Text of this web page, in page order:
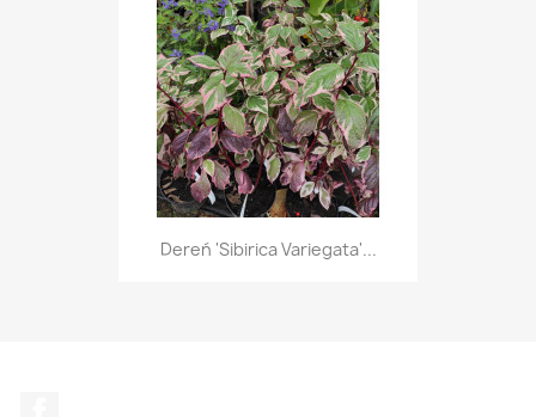
Dereń 'Sibirica Variegata'...